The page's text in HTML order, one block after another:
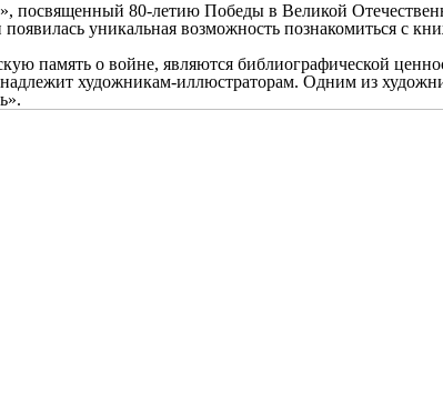
посвященный 80-летию Победы в Великой
уникальная возможность познакомиться с
память о войне, являются библиографической
художникам-иллюстраторам. Одним из